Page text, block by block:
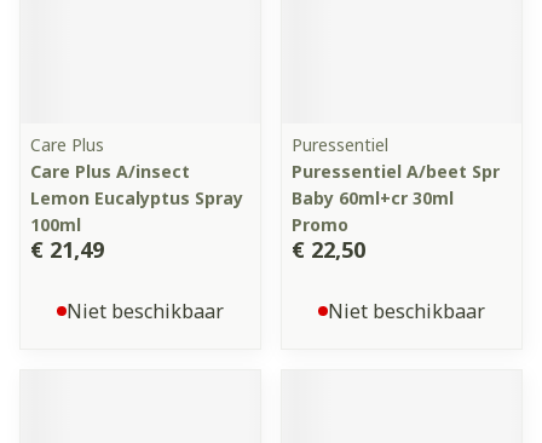
Care Plus
Care Plus A/insect
Lemon Eucalyptus Spray
100ml
€ 21,49
Niet beschikbaar
Puressentiel
Puressentiel A/beet Spr
Baby 60ml+cr 30ml
Promo
€ 22,50
Niet beschikbaar